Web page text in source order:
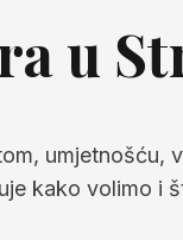
u
umjetnošću,
kako volimo i